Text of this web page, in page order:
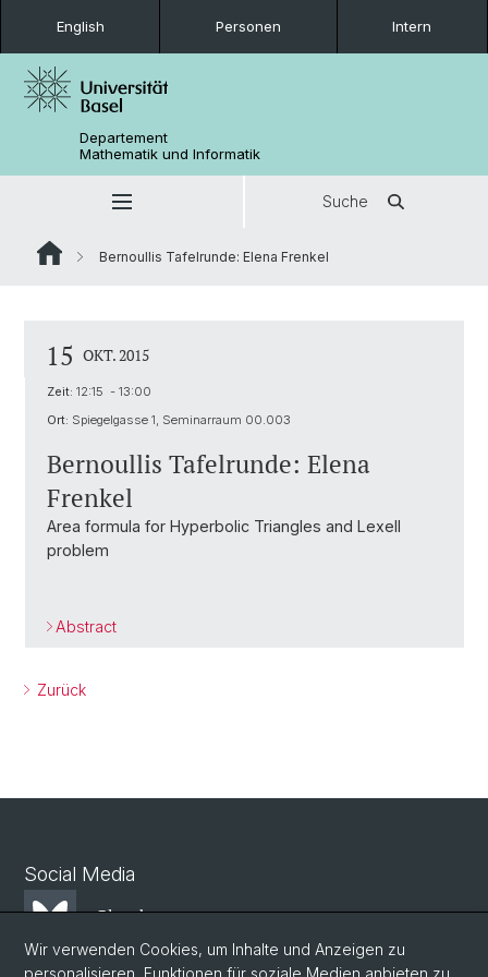
English Personen Intern
Departement
Mathematik und Informatik
Suche
Bernoullis Tafelrunde: Elena Frenkel
15 OKT. 2015
Zeit: 12:15 - 13:00
Ort: Spiegelgasse 1, Seminarraum 00.003
Bernoullis Tafelrunde: Elena
Frenkel
Area formula for Hyperbolic Triangles and Lexell
problem
Abstract
Zurück
Social Media
Bluesky
Wir verwenden Cookies, um Inhalte und Anzeigen zu
personalisieren, Funktionen für soziale Medien anbieten zu